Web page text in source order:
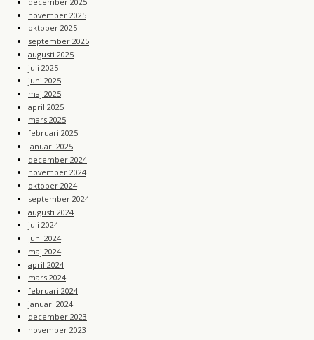
november 2025
oktober 2025
september 2025
augusti 2025
juli 2025
juni 2025
maj 2025
april 2025
mars 2025
februari 2025
januari 2025
december 2024
november 2024
oktober 2024
september 2024
augusti 2024
juli 2024
juni 2024
maj 2024
april 2024
mars 2024
februari 2024
januari 2024
december 2023
november 2023